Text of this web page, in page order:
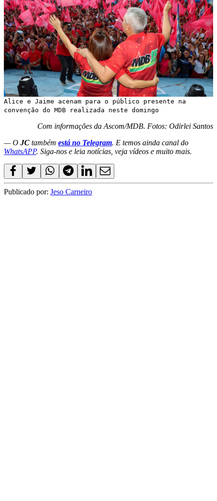
Alice e Jaime acenam para o público presente na
convenção do MDB realizada neste domingo
Com informações da Ascom/MDB. Fotos: Odirlei Santos
— O JC também está no Telegram. E temos ainda canal do
WhatsAPP. Siga-nos e leia notícias, veja vídeos e muito mais.
Publicado por: Jeso Carneiro